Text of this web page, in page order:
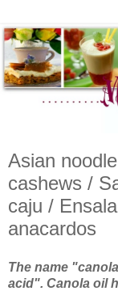
Asian
cashews /
caju /
anacardos
The name
acid". Canola oil